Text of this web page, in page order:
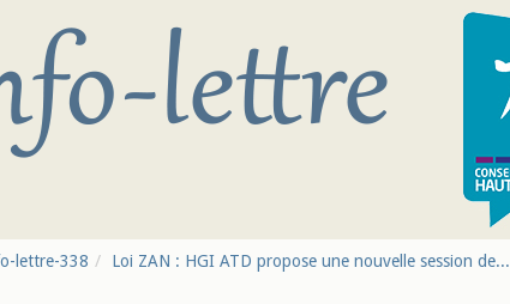
lettre-338 Loi ZAN : HGI ATD propose une nouvelle session de...